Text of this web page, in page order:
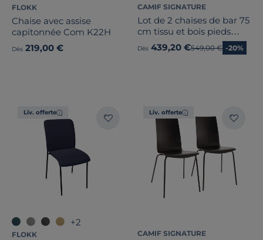
FLOKK
Chaise avec assise
capitonnée Com K22H
Dès 219,00 €
CAMIF SIGNATURE
Lot de 2 chaises de bar 75
cm tissu et bois pieds
métal Sofia
Dès 439,20 €Ancien prix
549,00 € -20%
Liv. offerte
+2
FLOKK
Liv. offerte
CAMIF SIGNATURE